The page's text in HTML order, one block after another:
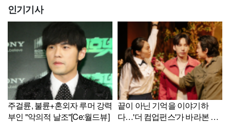
인기기사
주걸륜, 불륜+혼외자 루머 강력
부인 "악의적 날조"[Ce:월드뷰]
끝이 아닌 기억을 이야기하
다…'더 컴업펀스'가 바라본 삶